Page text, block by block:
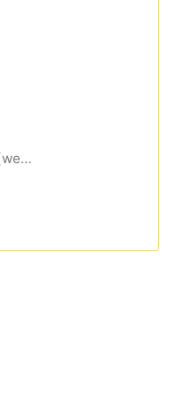
Backrooms. Bez wyjścia (wersja rozszerzona)